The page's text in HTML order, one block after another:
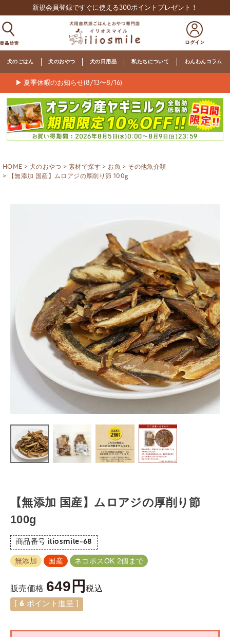
新規会員登録ですぐに使える300ポイントプレゼント！
犬のごはん 犬のおやつ 犬の日用品 私たちについて わんわんコラム
▶ 夏季休暇のお知らせ(8/13〜8/16)
HOME 犬のおやつ 素材で探す お魚
その他魚介類
【無添加 国産】ムロアジの厚削り節 100g
【無添加 国産】ムロアジの厚削り節
100g
商品番号 iliosmile-68
無添加 国産 ネコポスOK 2個まで
販売価格 649 税込
6 ポイント進呈 ]